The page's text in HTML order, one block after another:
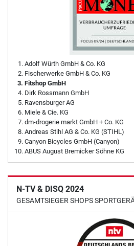
Adolf Würth GmbH & Co. KG
Fischerwerke GmbH & Co. KG
Fitshop GmbH
Dirk Rossmann GmbH
Ravensburger AG
Miele & Cie. KG
dm-drogerie markt GmbH + Co. KG
Andreas Stihl AG & Co. KG (STIHL)
Canyon Bicycles GmbH (Canyon)
ABUS August Bremicker Söhne KG
N-TV & DISQ 2024
GESAMTSIEGER SHOPS